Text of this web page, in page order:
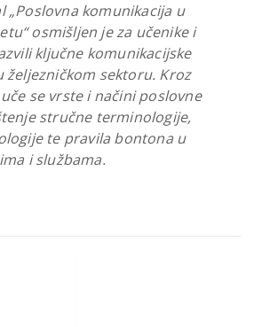
„Poslovna komunikacija u
osmišljen je za učenike i
ključne komunikacijske
željezničkom sektoru. Kroz
se vrste i načini poslovne
stručne terminologije,
te pravila bontona u
i službama.